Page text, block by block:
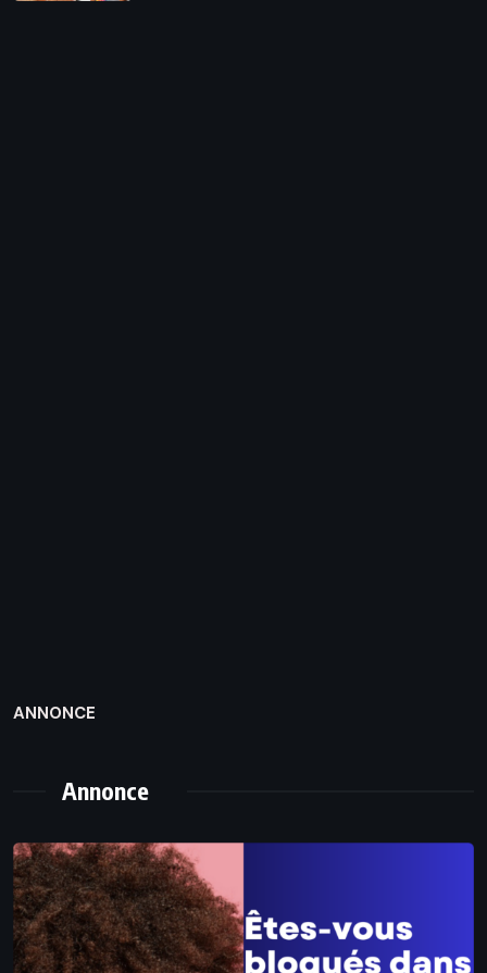
ANNONCE
Annonce